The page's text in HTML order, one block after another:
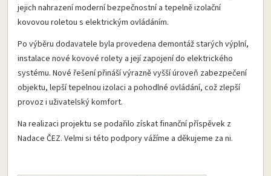
jejich nahrazení moderní bezpečnostní a tepelně izolační
kovovou roletou s elektrickým ovládáním.
Po výběru dodavatele byla provedena demontáž starých výplní,
instalace nové kovové rolety a její zapojení do elektrického
systému. Nové řešení přináší výrazně vyšší úroveň zabezpečení
objektu, lepší tepelnou izolaci a pohodlné ovládání, což zlepší
provoz i uživatelský komfort.
Na realizaci projektu se podařilo získat finanční příspěvek z
Nadace ČEZ. Velmi si této podpory vážíme a děkujeme za ni.